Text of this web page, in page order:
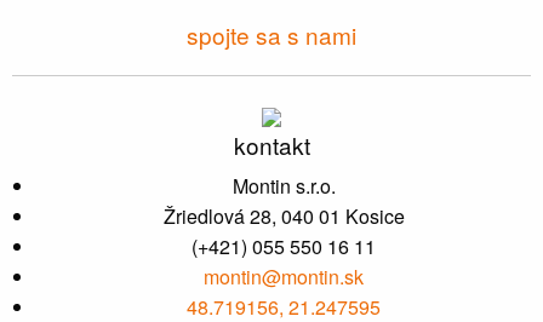
spojte sa s nami
kontakt
Montin s.r.o.
Žriedlová 28, 040 01 Kosice
(+421) 055 550 16 11
montin@montin.sk
48.719156, 21.247595